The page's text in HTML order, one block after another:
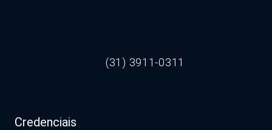
(31) 3911-0311
Credenciais